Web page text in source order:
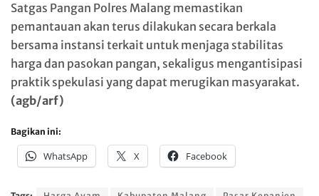
Satgas Pangan Polres Malang memastikan
pemantauan akan terus dilakukan secara berkala
bersama instansi terkait untuk menjaga stabilitas
harga dan pasokan pangan, sekaligus mengantisipasi
praktik spekulasi yang dapat merugikan masyarakat.
(agb/arf)
Bagikan ini:
WhatsApp X Facebook